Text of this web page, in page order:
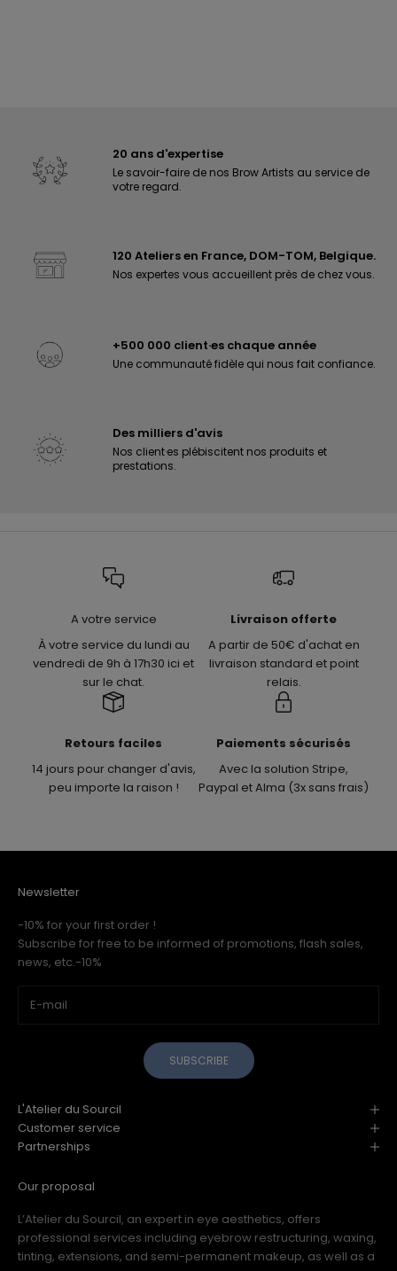
20 ans d'expertise
Le savoir-faire de nos Brow Artists au service de
votre regard.
120 Ateliers en France, DOM-TOM, Belgique.
Nos expertes vous accueillent près de chez vous.
+500 000 client·es chaque année
Une communauté fidèle qui nous fait confiance.
Des milliers d'avis
Nos client·es plébiscitent nos produits et
prestations.
A votre service
À votre service du lundi au
vendredi de 9h à 17h30 ici et
sur le chat.
Livraison offerte
A partir de 50€ d'achat en
livraison standard et point
relais.
Retours faciles
14 jours pour changer d'avis,
peu importe la raison !
Paiements sécurisés
Avec la solution Stripe,
Paypal et Alma (3x sans frais)
Newsletter
-10% for your first order !
Subscribe for free to be informed of promotions, flash sales,
news, etc.-10%
SUBSCRIBE
L'Atelier du Sourcil
Customer service
Partnerships
Our proposal
L’Atelier du Sourcil, an expert in eye aesthetics, offers
professional services including eyebrow restructuring, waxing,
tinting, extensions, and semi-permanent makeup, as well as a